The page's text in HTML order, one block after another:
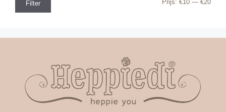
Filter Prijs: €10 — €20